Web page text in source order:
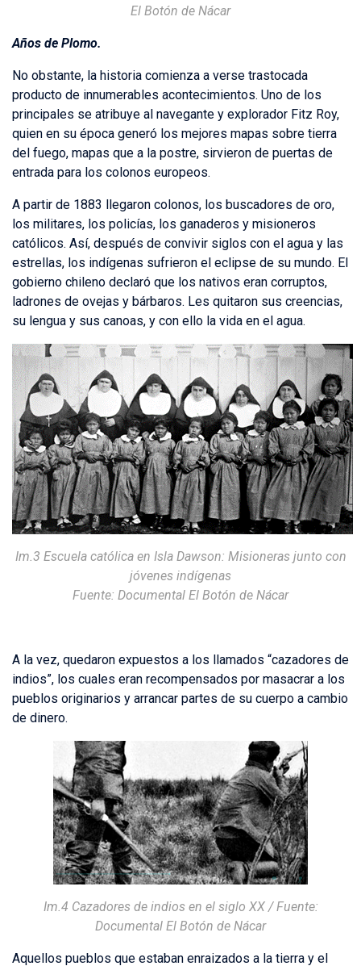
El Botón de Nácar
Años de Plomo.
No obstante, la historia comienza a verse trastocada
producto de innumerables acontecimientos. Uno de los
principales se atribuye al navegante y explorador Fitz Roy,
quien en su época generó los mejores mapas sobre tierra
del fuego, mapas que a la postre, sirvieron de puertas de
entrada para los colonos europeos.
A partir de 1883 llegaron colonos, los buscadores de oro,
los militares, los policías, los ganaderos y misioneros
católicos. Así, después de convivir siglos con el agua y las
estrellas, los indígenas sufrieron el eclipse de su mundo. El
gobierno chileno declaró que los nativos eran corruptos,
ladrones de ovejas y bárbaros. Les quitaron sus creencias,
su lengua y sus canoas, y con ello la vida en el agua.
Im.3 Escuela católica en Isla Dawson: Misioneras junto con
jóvenes indígenas
Fuente: Documental El Botón de Nácar
A la vez, quedaron expuestos a los llamados “cazadores de
indios”, los cuales eran recompensados por masacrar a los
pueblos originarios y arrancar partes de su cuerpo a cambio
de dinero.
Im.4 Cazadores de indios en el siglo XX / Fuente:
Documental El Botón de Nácar
Aquellos pueblos que estaban enraizados a la tierra y el